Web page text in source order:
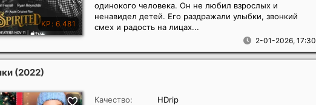
2-01-2026, 17:30
одинокого человека. Он не любил взрослых и
ненавидел детей. Его раздражали улыбки, звонкий
смех и радость на лицах...
(2022)
Качество:
HDrip